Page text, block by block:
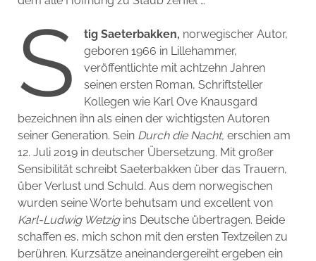
S tig Saeterbakken, norwegischer Autor,
geboren 1966 in Lillehammer,
veröffentlichte mit achtzehn Jahren
seinen ersten Roman, Schriftsteller
Kollegen wie Karl Ove Knausgard
bezeichnen ihn als einen der wichtigsten Autoren
seiner Generation. Sein Durch die Nacht, erschien am
12. Juli 2019 in deutscher Übersetzung. Mit großer
Sensibilität schreibt Saeterbakken über das Trauern,
über Verlust und Schuld. Aus dem norwegischen
wurden seine Worte behutsam und excellent von
Karl-Ludwig Wetzigins Deutsche übertragen. Beide
schaffen es, mich schon mit den ersten Textzeilen zu
berühren. Kurzsätze aneinandergereiht ergeben ein